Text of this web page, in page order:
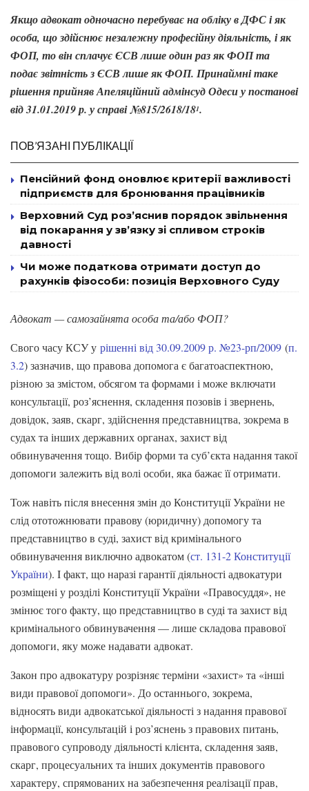
Якщо адвокат одночасно перебуває на обліку в ДФС і як
особа, що здійснює незалежну професійну діяльність, і як
ФОП, то він сплачує ЄСВ лише один раз як ФОП та
подає звітність з ЄСВ лише як ФОП. Принаймні таке
рішення прийняв Апеляційний адмінсуд Одеси у постанові
від 31.01.2019 р. у справі №815/2618/181.
ПОВ’ЯЗАНІ ПУБЛІКАЦІЇ
Пенсійний фонд оновлює критерії важливості
підприємств для бронювання працівників
Верховний Суд роз’яснив порядок звільнення
від покарання у зв’язку зі спливом строків
давності
Чи може податкова отримати доступ до
рахунків фізособи: позиція Верховного Суду
Адвокат — самозайнята особа та/або ФОП?
Свого часу КСУ у рішенні від 30.09.2009 р. №23-рп/2009 (п.
3.2) зазначив, що правова допомога є багатоаспектною,
різною за змістом, обсягом та формами і може включати
консультації, роз’яснення, складення позовів і звернень,
довідок, заяв, скарг, здійснення представництва, зокрема в
судах та інших державних органах, захист від
обвинувачення тощо. Вибір форми та суб’єкта надання такої
допомоги залежить від волі особи, яка бажає її отримати.
Тож навіть після внесення змін до Конституції України не
слід ототожнювати правову (юридичну) допомогу та
представництво в суді, захист від кримінального
обвинувачення виключно адвокатом (ст. 131-2 Конституції
України). I факт, що наразі гарантії діяльності адвокатури
розміщені у розділі Конституції України «Правосуддя», не
змінює того факту, що представництво в суді та захист від
кримінального обвинувачення — лише складова правової
допомоги, яку може надавати адвокат.
Закон про адвокатуру розрізняє терміни «захист» та «інші
види правової допомоги». До останнього, зокрема,
відносять види адвокатської діяльності з надання правової
інформації, консультацій і роз’яснень з правових питань,
правового супроводу діяльності клієнта, складення заяв,
скарг, процесуальних та інших документів правового
характеру, спрямованих на забезпечення реалізації прав,